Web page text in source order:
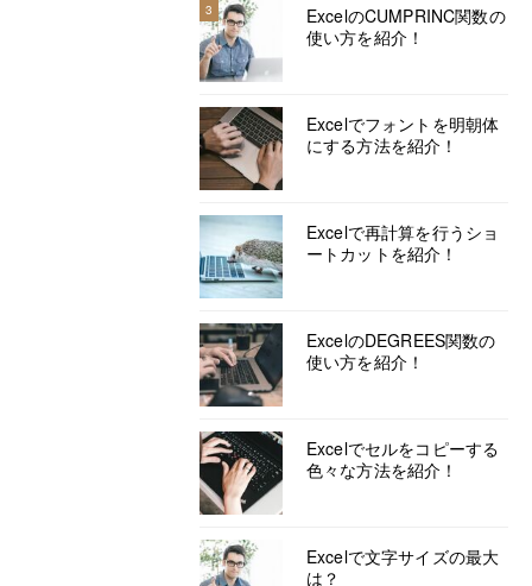
3
ExcelのCUMPRINC関数の
使い方を紹介！
Excelでフォントを明朝体
にする方法を紹介！
Excelで再計算を行うショ
ートカットを紹介！
ExcelのDEGREES関数の
使い方を紹介！
Excelでセルをコピーする
色々な方法を紹介！
Excelで文字サイズの最大
は？